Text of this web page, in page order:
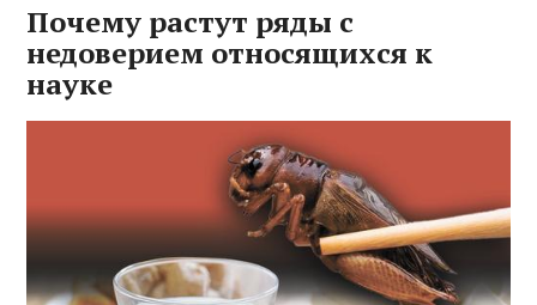
Почему растут ряды с
недоверием относящихся к
науке